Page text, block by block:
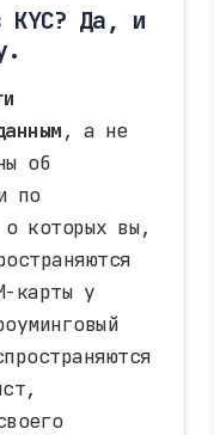
KYC? Да, и
, а не
об
по
о которых вы,
карты у